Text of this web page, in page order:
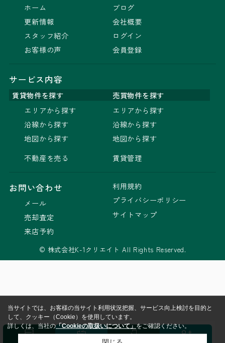
ホーム
更新情報
スタッフ紹介
お客様の声
ブログ
会社概要
ログイン
会員登録
サービス内容
賃貸物件を探す
売買物件を探す
エリアから探す
沿線から探す
地図から探す
不動産を売る
エリアから探す
沿線から探す
地図から探す
賃貸管理
お問い合わせ
メール
売却査定
来店予約
利用規約
プライバシーポリシー
サイトマップ
© 株式会社K-1クリエイト All Rights Reserved.
当サイトでは、お客様の当サイト利用状況把握、サービス向上検討を目的と
して、クッキー（Cookie）を使用しています。
詳しくは、当社の「Cookieの取扱いについて」をご確認ください。